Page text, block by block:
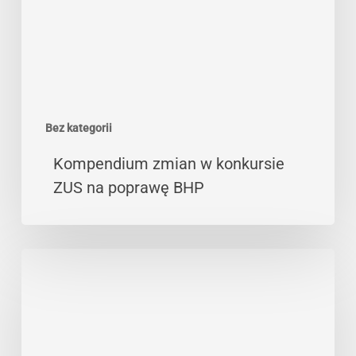
Bez kategorii
Kompendium zmian w konkursie
ZUS na poprawę BHP